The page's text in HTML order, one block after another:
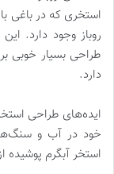
استخری که در باغی
روباز وجود دارد.
طراحی بسیار خوبی
دارد.
ایده‌های طراحی
خود در آب و
استخر آبگرم